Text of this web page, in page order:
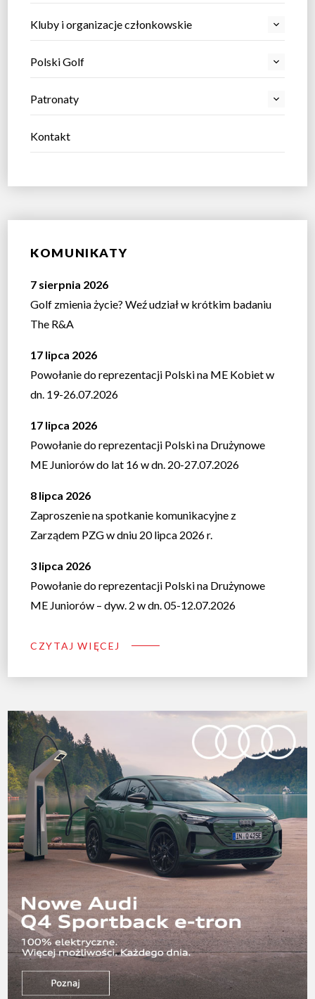
Kluby i organizacje członkowskie
Polski Golf
Patronaty
Kontakt
KOMUNIKATY
7 sierpnia 2026
Golf zmienia życie? Weź udział w krótkim badaniu
The R&A
17 lipca 2026
Powołanie do reprezentacji Polski na ME Kobiet w
dn. 19-26.07.2026
17 lipca 2026
Powołanie do reprezentacji Polski na Drużynowe
ME Juniorów do lat 16 w dn. 20-27.07.2026
8 lipca 2026
Zaproszenie na spotkanie komunikacyjne z
Zarządem PZG w dniu 20 lipca 2026 r.
3 lipca 2026
Powołanie do reprezentacji Polski na Drużynowe
ME Juniorów – dyw. 2 w dn. 05-12.07.2026
CZYTAJ WIĘCEJ